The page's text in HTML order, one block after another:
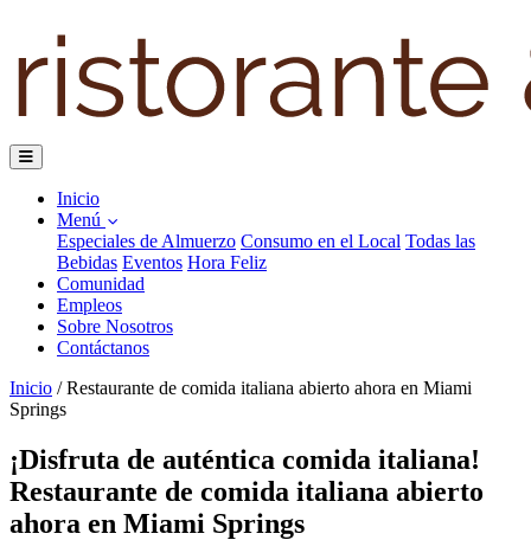
Inicio
Menú
Especiales de Almuerzo Consumo en el Local Todas las
Bebidas Eventos Hora Feliz
Comunidad
Empleos
Sobre Nosotros
Contáctanos
Inicio / Restaurante de comida italiana abierto ahora en Miami
Springs
¡Disfruta de auténtica comida italiana!
Restaurante de comida italiana abierto
ahora en Miami Springs